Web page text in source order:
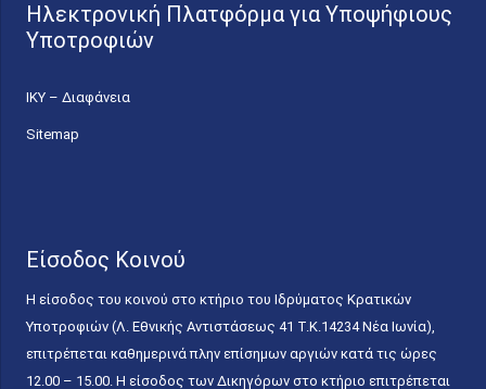
Ηλεκτρονική Πλατφόρμα για Υποψήφιους
Υποτροφιών
ΙΚΥ – Διαφάνεια
Sitemap
Είσοδος Κοινού
Η είσοδος του κοινού στο κτήριο του Ιδρύματος Κρατικών
Υποτροφιών (Λ. Εθνικής Αντιστάσεως 41 T.K.14234 Νέα Ιωνία),
επιτρέπεται καθημερινά πλην επίσημων αργιών κατά τις ώρες
12.00 – 15.00. Η είσοδος των Δικηγόρων στο κτήριο επιτρέπεται